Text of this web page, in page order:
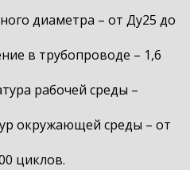
диаметра – от Ду25 до
в трубопроводе – 1,6
рабочей среды –
окружающей среды – от
циклов.